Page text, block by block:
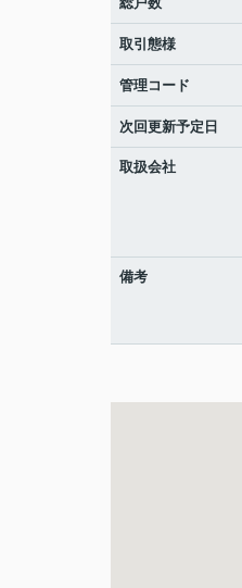
取引態様
管理コード
次回更新予定日
取扱会社
備考